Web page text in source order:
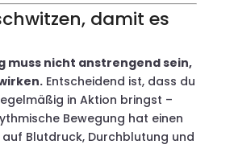
damit es
muss nicht anstrengend sein,
Entscheidend ist, dass du
in Aktion bringst –
Bewegung hat einen
Blutdruck, Durchblutung und